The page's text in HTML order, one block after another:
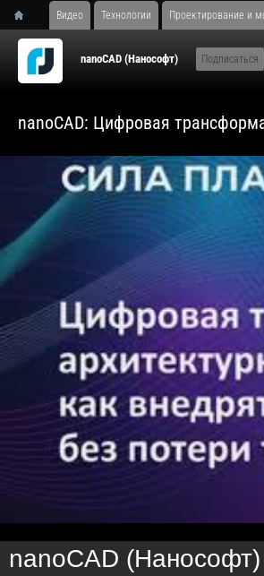
Видео Технологии Проектирование и
nanoCAD (Нанософт) Подписаться
nanoCAD: Цифровая
nanoCAD (Нанософт)